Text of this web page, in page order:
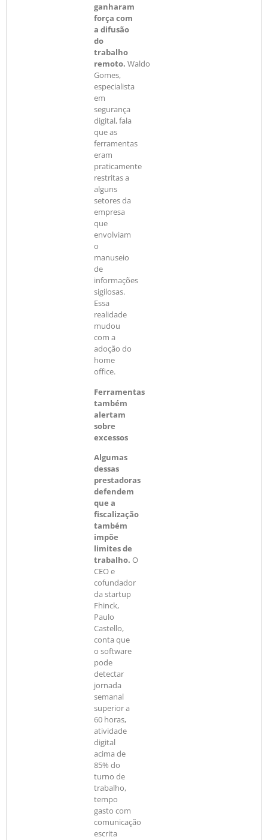
ganharam
força com
a difusão
do
trabalho
remoto. Waldo
Gomes,
especialista
em
segurança
digital, fala
que as
ferramentas
eram
praticamente
restritas a
alguns
setores da
empresa
que
envolviam
o
manuseio
de
informações
sigilosas.
Essa
realidade
mudou
com a
adoção do
home
office.
Ferramentas
também
alertam
sobre
excessos
Algumas
dessas
prestadoras
defendem
que a
fiscalização
também
impõe
limites de
trabalho. O
CEO e
cofundador
da startup
Fhinck,
Paulo
Castello,
conta que
o software
pode
detectar
jornada
semanal
superior a
60 horas,
atividade
digital
acima de
85% do
turno de
trabalho,
tempo
gasto com
comunicação
escrita